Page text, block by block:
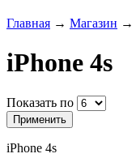
Главная → Магазин →
iPhone 4s
Показать по
iPhone 4s